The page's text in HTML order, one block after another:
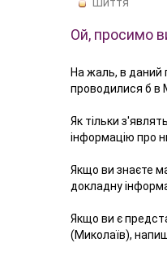
Ой, просимо
На жаль, в даний
проводилися б в
Як тільки
інформацію про
Якщо ви знаєте
докладну
Якщо ви є
(Миколаїв),